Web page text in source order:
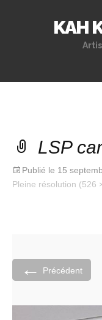
KAH
LSP
Publié le 15
Pleine résolution (526
← Précédent